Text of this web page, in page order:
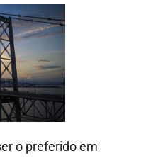
o preferido em